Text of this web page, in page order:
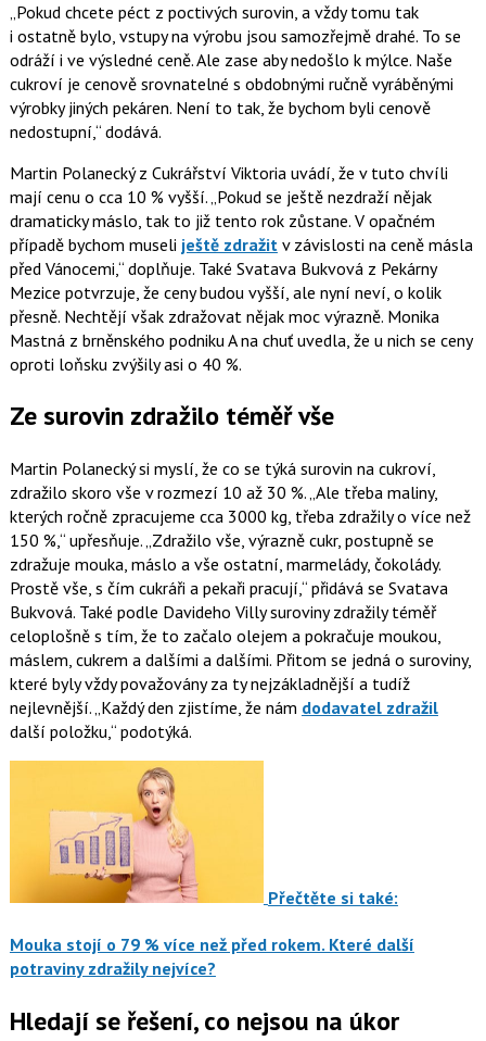
Pokud chcete péct z poctivých surovin, a vždy tomu tak
i ostatně bylo, vstupy na výrobu jsou samozřejmě drahé. To se
odráží i ve výsledné ceně. Ale zase aby nedošlo k mýlce. Naše
cukroví je cenově srovnatelné s obdobnými ručně vyráběnými
výrobky jiných pekáren. Není to tak, že bychom byli cenově
nedostupní, dodává.
Martin Polaneckýz Cukrářství Viktoria uvádí, že v tuto chvíli
mají cenu o cca 10 % vyšší. Pokud se ještě nezdraží nějak
dramaticky máslo, tak to již tento rok zůstane. V opačném
případě bychom museli ještě zdražitv závislosti na ceně másla
před Vánocemi, doplňuje. Také Svatava Bukvováz Pekárny
Mezice potvrzuje, že ceny budou vyšší, ale nyní neví, o kolik
přesně. Nechtějí však zdražovat nějak moc výrazně. Monika
Mastnáz brněnského podniku A na chuť uvedla, že u nich se ceny
oproti loňsku zvýšily asi o 40 %.
Ze surovin zdražilo téměř vše
Martin Polanecký si myslí, že co se týká surovin na cukroví,
zdražilo skoro vše v rozmezí 10 až 30 %. Ale třeba maliny,
kterých ročně zpracujeme cca 3000 kg, třeba zdražily o více než
150 %, upřesňuje. Zdražilo vše, výrazně cukr, postupně se
zdražuje mouka, máslo a vše ostatní, marmelády, čokolády.
Prostě vše, s čím cukráři a pekaři pracují, přidává se Svatava
Bukvová. Také podle Davideho Villy suroviny zdražily téměř
celoplošně s tím, že to začalo olejem a pokračuje moukou,
máslem, cukrem a dalšími a dalšími. Přitom se jedná o suroviny,
které byly vždy považovány za ty nejzákladnější a tudíž
nejlevnější. Každý den zjistíme, že nám dodavatel zdražil
další položku, podotýká.
Přečtěte si také:
Mouka stojí o 79 % více než před rokem. Které další
potraviny zdražily nejvíce?
Hledají se řešení, co nejsou na úkor